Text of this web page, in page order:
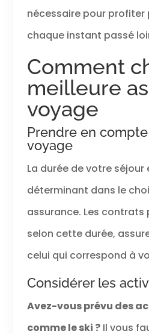
nécessaire pour profiter
chaque instant passé
Comment
meilleure
voyage
Prendre en
voyage
La durée de votre séjour
déterminant dans le
assurance. Les contrats
selon cette durée,
celui qui correspond à
Considérer les
Avez-vous prévu des
comme le ski ?Il vous